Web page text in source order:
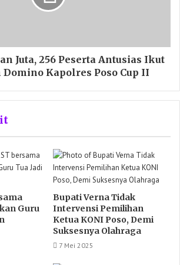
Juta, 256 Peserta Antusias Ikut
Kapolres Poso Cup II
Guru
Bupati Verna Tidak
Intervensi Pemilihan
Ketua KONI Poso, Demi
Suksesnya Olahraga
7 Mei 2025